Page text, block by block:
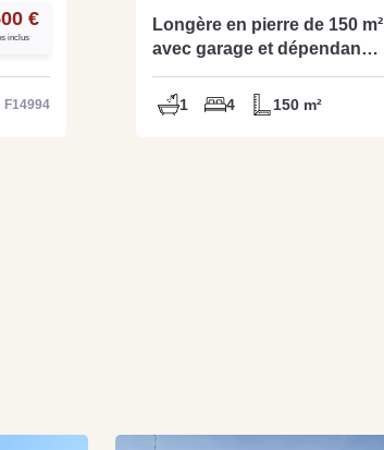
€
inclus
F14994
Longère en pierre de 150 m²
avec garage et dépendance
- Réf. 15281
1 4 150 m²